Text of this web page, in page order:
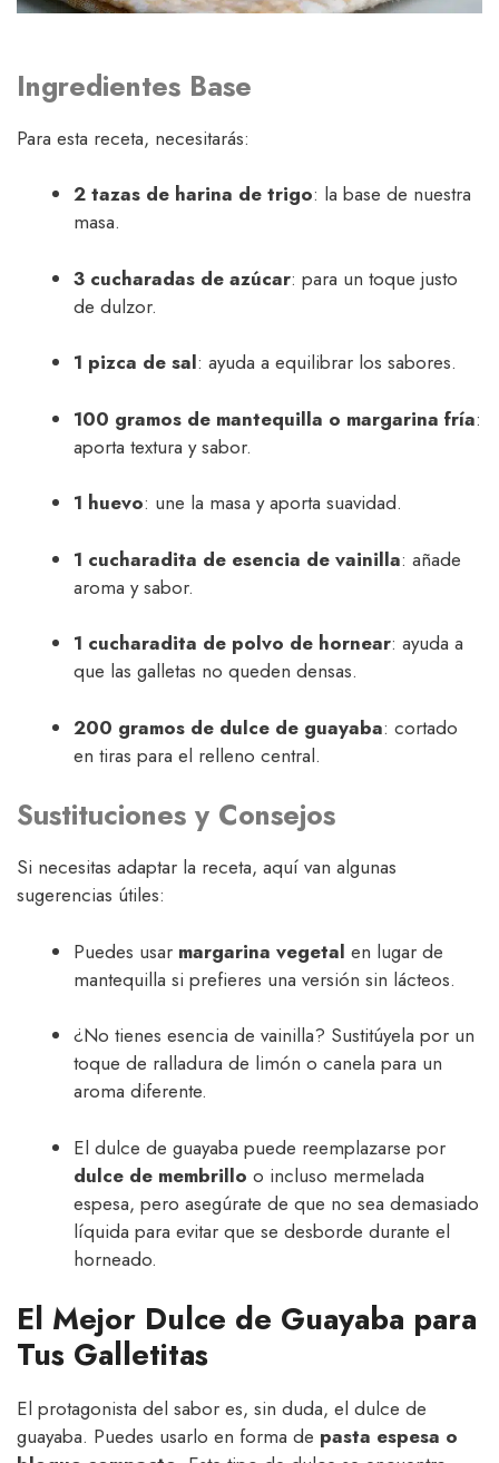
Ingredientes Base
Para esta receta, necesitarás:
2 tazas de harina de trigo: la base de nuestra
masa.
3 cucharadas de azúcar: para un toque justo
de dulzor.
1 pizca de sal: ayuda a equilibrar los sabores.
100 gramos de mantequilla o margarina fría:
aporta textura y sabor.
1 huevo: une la masa y aporta suavidad.
1 cucharadita de esencia de vainilla: añade
aroma y sabor.
1 cucharadita de polvo de hornear: ayuda a
que las galletas no queden densas.
200 gramos de dulce de guayaba: cortado
en tiras para el relleno central.
Sustituciones y Consejos
Si necesitas adaptar la receta, aquí van algunas
sugerencias útiles:
Puedes usar margarina vegetal en lugar de
mantequilla si prefieres una versión sin lácteos.
¿No tienes esencia de vainilla? Sustitúyela por un
toque de ralladura de limón o canela para un
aroma diferente.
El dulce de guayaba puede reemplazarse por
dulce de membrillo o incluso mermelada
espesa, pero asegúrate de que no sea demasiado
líquida para evitar que se desborde durante el
horneado.
El Mejor Dulce de Guayaba para
Tus Galletitas
El protagonista del sabor es, sin duda, el dulce de
guayaba. Puedes usarlo en forma de pasta espesa o